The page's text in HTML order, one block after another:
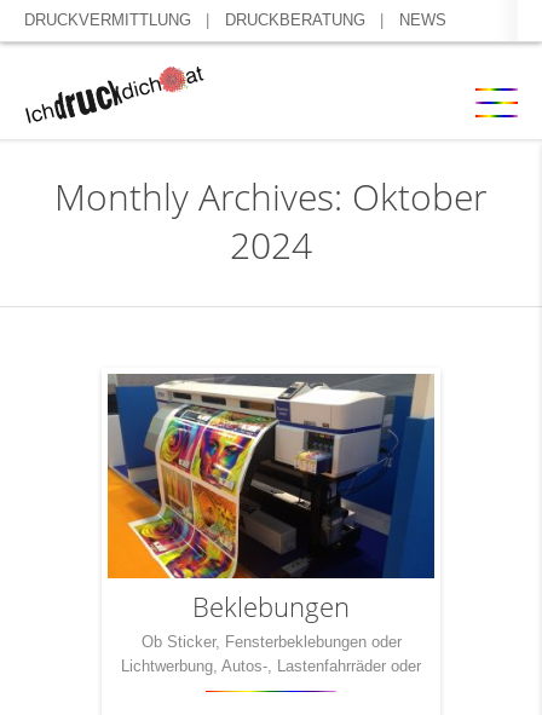
DRUCKVERMITTLUNG DRUCKBERATUNG NEWS
Monthly Archives: Oktober
2024
Beklebungen
Ob Sticker, Fensterbeklebungen oder
Lichtwerbung, Autos-, Lastenfahrräder oder
Geschäftslokalbeschriftungen. Kreative